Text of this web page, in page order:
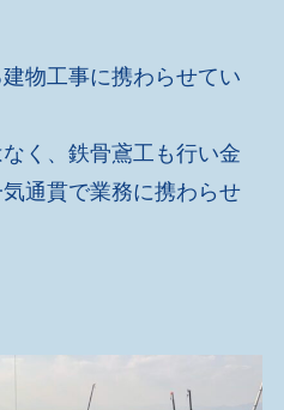
物工事に携わらせてい
く、鉄骨鳶工も行い金
通貫で業務に携わらせ